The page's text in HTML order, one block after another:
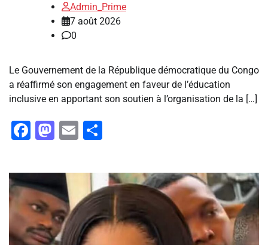
Admin_Prime
7 août 2026
0
Le Gouvernement de la République démocratique du Congo
a réaffirmé son engagement en faveur de l’éducation
inclusive en apportant son soutien à l’organisation de la […]
Facebook
Mastodon
Email